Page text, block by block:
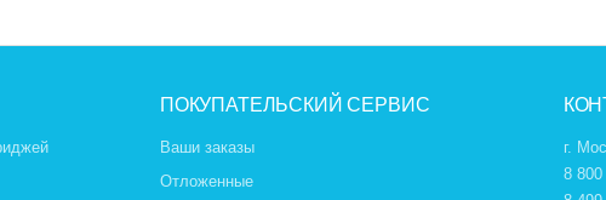
ПОКУПАТЕЛЬСКИЙ СЕРВИС
Ваши заказы
Отложенные
г.
8 800